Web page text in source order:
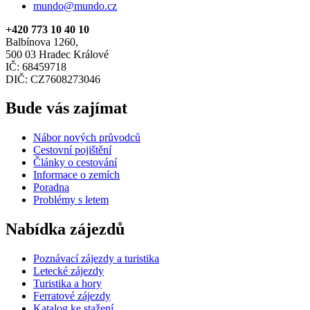
mundo@mundo.cz
+420 773 10 40 10
Balbínova 1260,
500 03 Hradec Králové
IČ: 68459718
DIČ: CZ7608273046
Bude vás zajímat
Nábor nových průvodců
Cestovní pojištění
Články o cestování
Informace o zemích
Poradna
Problémy s letem
Nabídka zájezdů
Poznávací zájezdy a turistika
Letecké zájezdy
Turistika a hory
Ferratové zájezdy